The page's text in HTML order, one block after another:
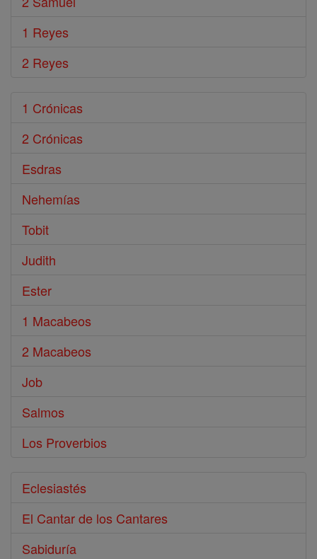
1 Reyes
2 Reyes
1 Crónicas
2 Crónicas
Esdras
Nehemías
Tobit
Judith
Ester
1 Macabeos
2 Macabeos
Job
Salmos
Los Proverbios
Eclesiastés
El Cantar de los Cantares
Sabiduría